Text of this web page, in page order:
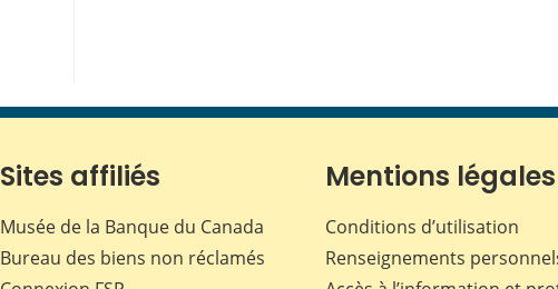
Sites affiliés
Musée de la Banque du Canada
Bureau des biens non réclamés
Mentions légales
Conditions d’utilisation
Renseignements